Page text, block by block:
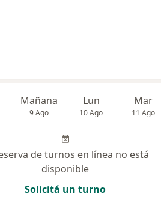
Mañana
9 Ago
Lun
10 Ago
Mar
11 Ago
de turnos en línea no está
disponible
Solicitá un turno